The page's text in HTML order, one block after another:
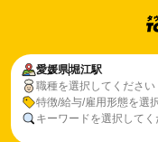
愛媛県堀江駅
職種を選択してください
特徴/給与/雇用形態を選
キーワードを選択してく